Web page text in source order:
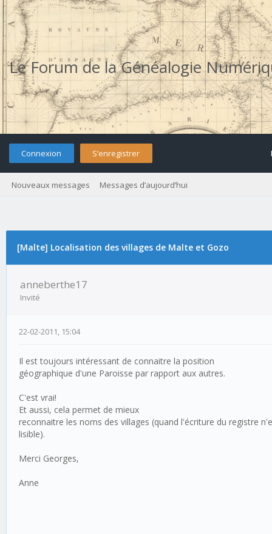
Le Forum de la Généalogie
Connexion S’enregistrer
Nouveaux messages Messages d’aujourd’hui
[Malte] Localisation des villages de Malte et Gozo
anneberthe17
Invité
22-02-2011, 15:04
Il est toujours intéressant de connaitre la position
géographique d'une Paroisse par rapport aux autres.
C'est vrai!
Et aussi, cela permet de mieux
reconnaitre les noms des villages (quand l'écriture du registre
lisible).
Merci Georges,
Anne